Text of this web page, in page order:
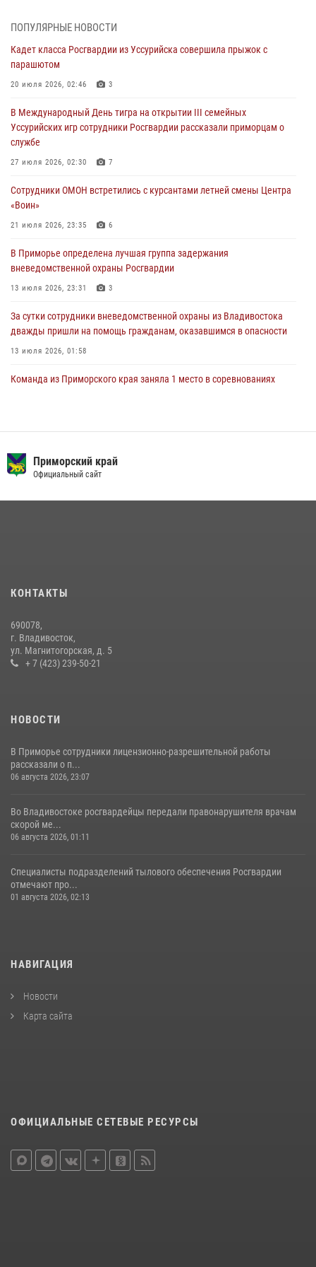
Во Владивостоке во дворе жилого дома сотрудники
29 июля 2026, 01:17
В День Крещения Руси в Князь-Владимирском храме – Главном
ходом
28 июля 2026, 10:29 3
Росгвардейцы в Приморье приняли участие в молебне,
28 июля 2026, 05:39
В Международный День тигра на открытии III семейных
службе
27 июля 2026, 02:30
ПОПУЛЯРНЫЕ НОВОСТИ
Кадет класса Росгвардии из Уссурийска совершила прыжок с
парашютом
20 июля 2026, 02:46 3
В Международный День тигра на открытии III семейных
Уссурийских игр сотрудники Росгвардии рассказали приморцам о
службе
27 июля 2026, 02:30 7
Сотрудники ОМОН встретились с курсантами летней смены Центра
«Воин»
21 июля 2026, 23:35 6
В Приморье определена лучшая группа задержания
вневедомственной охраны Росгвардии
13 июля 2026, 23:31 3
За сутки сотрудники вневедомственной охраны из Владивостока
дважды пришли на помощь гражданам, оказавшимся в опасности
13 июля 2026, 01:58
Команда из Приморского края заняла 1 место в соревнованиях
незаконном обороте наркотиков
30 июля 2026, 23:44
Во Владивостоке росгвардейцы пресекли три попытки хищения в
магазинах
22 июля 2026, 23:38
Приморский край
Официальный сайт
КОНТАКТЫ
690078,
г. Владивосток,
ул. Магнитогорская, д. 5
+ 7 (423) 239-50-21
НОВОСТИ
В Приморье сотрудники лицензионно-разрешительной работы
рассказали о п...
06 августа 2026, 23:07
Во Владивостоке росгвардейцы передали правонарушителя врачам
скорой ме...
06 августа 2026, 01:11
Специалисты подразделений тылового обеспечения Росгвардии
отмечают про...
01 августа 2026, 02:13
НАВИГАЦИЯ
Новости
Карта сайта
ОФИЦИАЛЬНЫЕ СЕТЕВЫЕ РЕСУРСЫ